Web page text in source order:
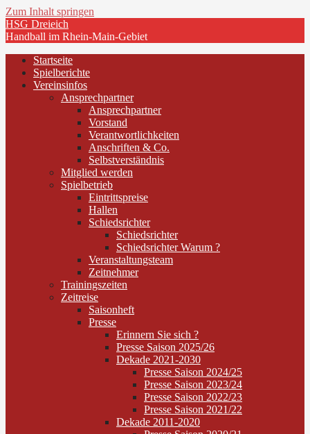
Zum Inhalt springen
HSG Dreieich
Handball im Rhein-Main-Gebiet
Startseite
Spielberichte
Vereinsinfos
Ansprechpartner
Ansprechpartner
Vorstand
Verantwortlichkeiten
Anschriften & Co.
Selbstverständnis
Mitglied werden
Spielbetrieb
Eintrittspreise
Hallen
Schiedsrichter
Schiedsrichter
Schiedsrichter Warum ?
Veranstaltungsteam
Zeitnehmer
Trainingszeiten
Zeitreise
Saisonheft
Presse
Erinnern Sie sich ?
Presse Saison 2025/26
Dekade 2021-2030
Presse Saison 2024/25
Presse Saison 2023/24
Presse Saison 2022/23
Presse Saison 2021/22
Dekade 2011-2020